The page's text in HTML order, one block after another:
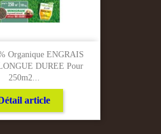
Organique ENGRAIS
DUREE Pour
250m2...
article